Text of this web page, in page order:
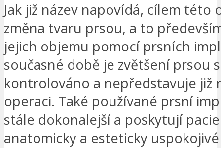
Jak již název napovídá, cílem této
změna tvaru prsou, a to
jejich objemu pomocí prsních
současné době je zvětšení prsou
kontrolováno a nepředstavuje již
operaci. Také používané prsní
stále dokonalejší a poskytují
anatomicky a esteticky